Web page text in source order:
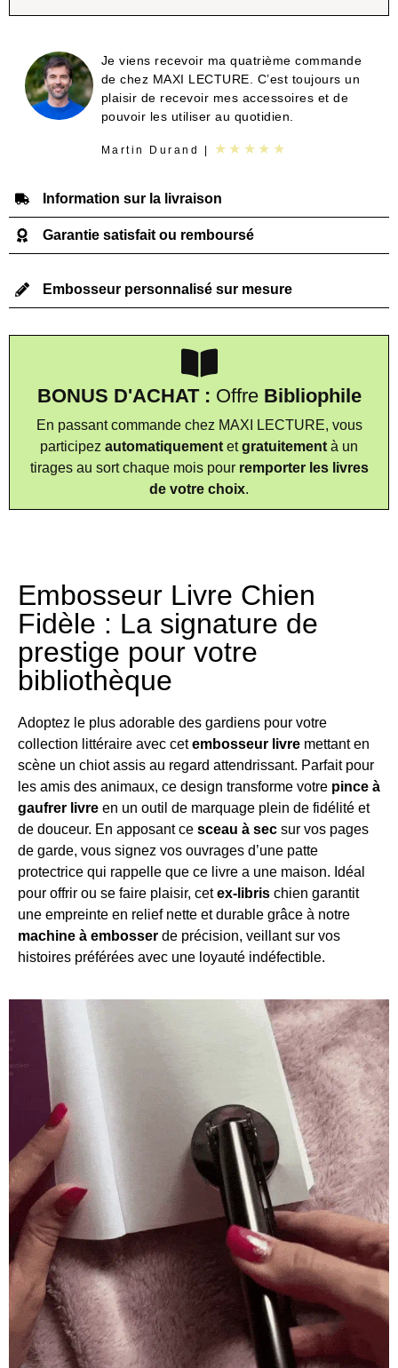
Je viens recevoir ma quatrième commande
de chez MAXI LECTURE. C’est toujours un
plaisir de recevoir mes accessoires et de
pouvoir les utiliser au quotidien.
Martin Durand | ★★★★★
Information sur la livraison
Garantie satisfait ou remboursé
Embosseur personnalisé sur mesure
BONUS D'ACHAT : Offre Bibliophile
En passant commande chez MAXI LECTURE, vous
participez automatiquement etgratuitement à un
tirages au sort chaque mois pour remporter les livres
de votre choix.
Embosseur Livre Chien
Fidèle : La signature de
prestige pour votre
bibliothèque
Adoptez le plus adorable des gardiens pour votre
collection littéraire avec cetembosseur livre mettant en
scène un chiot assis au regard attendrissant. Parfait pour
les amis des animaux, ce design transforme votre pince à
gaufrer livre en un outil de marquage plein de fidélité et
de douceur. En apposant ce sceau à sec sur vos pages
de garde, vous signez vos ouvrages d’une patte
protectrice qui rappelle que ce livre a une maison. Idéal
pour offrir ou se faire plaisir, cetex-libris chien garantit
une empreinte en relief nette et durable grâce à notre
machine à embosser de précision, veillant sur vos
histoires préférées avec une loyauté indéfectible.